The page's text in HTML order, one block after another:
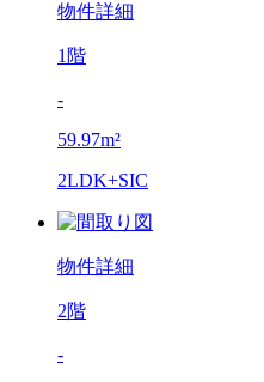
物件詳細
1階
-
59.97m²
2LDK+SIC
物件詳細
2階
-